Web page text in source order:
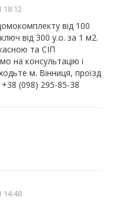
18:12
від 100
від 300 у.о. за 1 м2.
та СІП
на консультацію і
м. Вінниця, проїзд
+38 (098) 295-85-38
14:48